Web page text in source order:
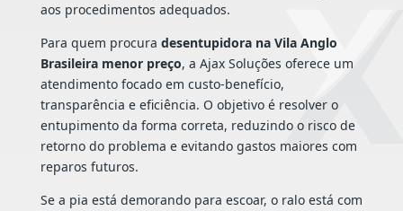
aos procedimentos adequados.
Para quem procura desentupidora na Vila Anglo
Brasileira menor preço, a Ajax Soluções oferece um
atendimento focado em custo-benefício,
transparência e eficiência. O objetivo é resolver o
entupimento da forma correta, reduzindo o risco de
retorno do problema e evitando gastos maiores com
reparos futuros.
Se a pia está demorando para escoar, o ralo está com